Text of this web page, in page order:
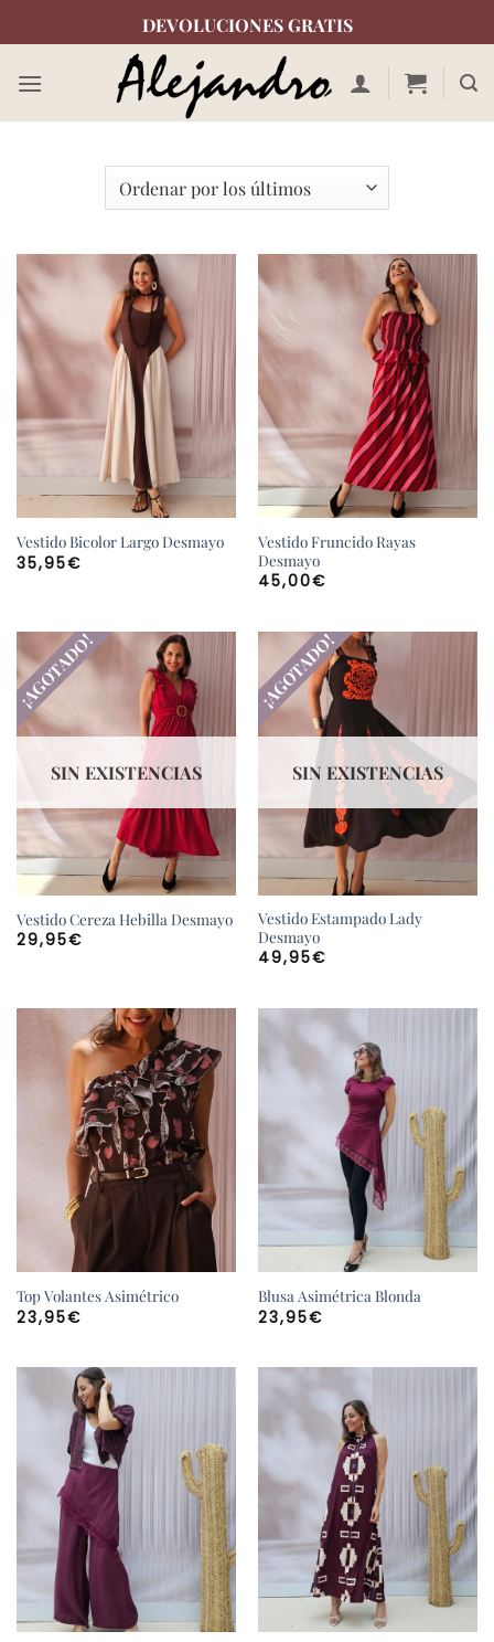
al
DEVOLUCIONES GRATIS
Vestido Bicolor Largo Desmayo
35,95€
Vestido Fruncido Rayas
Desmayo
45,00€
¡AGOTADO!
SIN EXISTENCIAS
Vestido Cereza Hebilla Desmayo
29,95€
¡AGOTADO!
SIN EXISTENCIAS
Vestido Estampado Lady
Desmayo
49,95€
Top Volantes Asimétrico
23,95€
Blusa Asimétrica Blonda
23,95€